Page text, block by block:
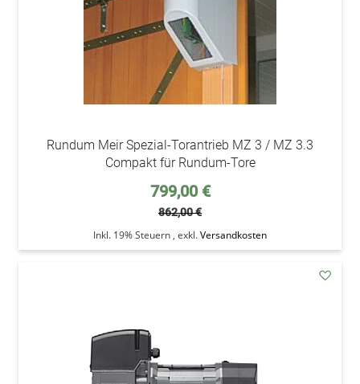
Rundum Meir Spezial-Torantrieb MZ 3 / MZ 3.3
Compakt für Rundum-Tore
Sonderpreis
799,00 €
862,00 €
Inkl. 19% Steuern , exkl.Versandkosten